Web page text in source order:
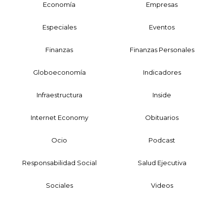
Economía Empresas
Especiales Eventos
Finanzas Finanzas Personales
Globoeconomía Indicadores
Infraestructura Inside
Internet Economy Obituarios
Ocio Podcast
Responsabilidad Social Salud Ejecutiva
Sociales Videos